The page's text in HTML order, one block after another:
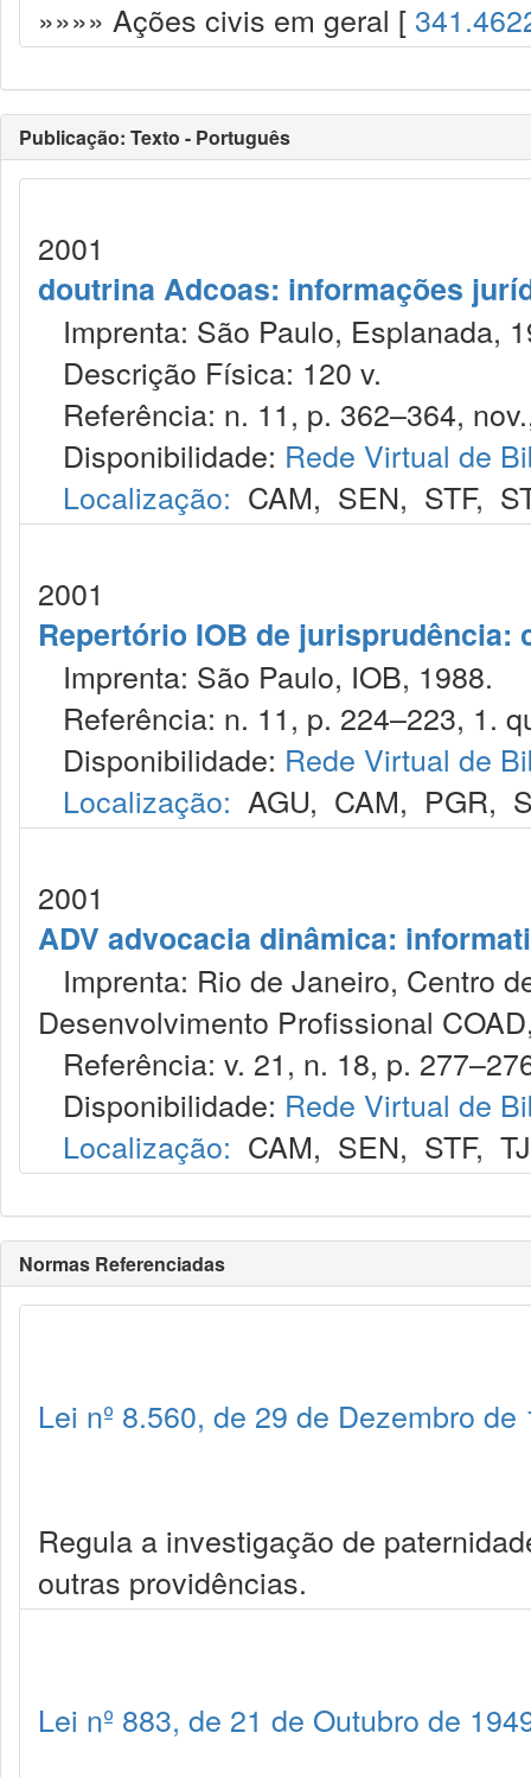
»»»» Ações civis em geral [
Publicação: Texto - Português
2001
doutrina Adcoas: informações
Imprenta: São Paulo, Esplanada,
Descrição Física: 120 v.
Referência: n. 11, p. 362–364,
Disponibilidade: Rede Virtual de
Localização: CAM, SEN, STF,
2001
Repertório IOB de
Imprenta: São Paulo, IOB, 1988.
Referência: n. 11, p. 224–223, 1.
Disponibilidade: Rede Virtual de
Localização: AGU, CAM, PGR,
2001
ADV advocacia dinâmica:
Imprenta: Rio de Janeiro, Centro
Desenvolvimento Profissional
Referência: v. 21, n. 18, p.
Disponibilidade: Rede Virtual de
Localização: CAM, SEN, STF,
Normas Referenciadas
Lei nº 8.560, de 29 de Dezembro de
Regula a investigação de
outras providências.
Lei nº 883, de 21 de Outubro de